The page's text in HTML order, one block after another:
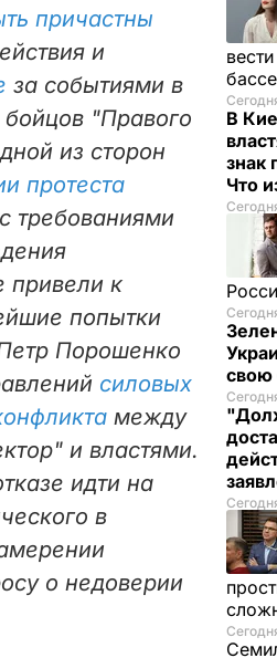
причастны
и
за событиями в
"Правого
из сторон
протеста
требованиями
привели к
попытки
Порошенко
силовых
между
и властями.
идти на
в
о недоверии
В
знак
Что
свою